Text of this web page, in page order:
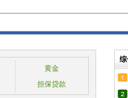
黄金
担保贷款